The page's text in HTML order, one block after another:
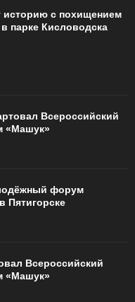
историю с похищением
парке Кисловодска
Всероссийский
«Машук»
форум
Пятигорске
Всероссийский
«Машук»